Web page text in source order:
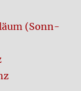
(Sonn­